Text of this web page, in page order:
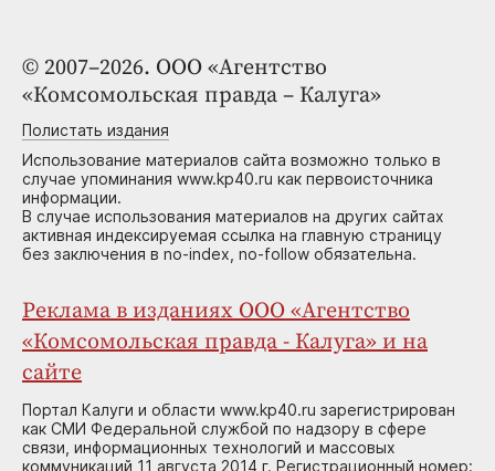
© 2007–2026. ООО «Агентство
«Комсомольская правда – Калуга»
Полистать издания
Использование материалов сайта возможно только в
случае упоминания www.kp40.ru как первоисточника
информации.
В случае использования материалов на других сайтах
активная индексируемая ссылка на главную страницу
без заключения в no-index, no-follow обязательна.
Реклама в изданиях ООО «Агентство
«Комсомольская правда - Калуга» и на
сайте
Портал Калуги и области www.kp40.ru зарегистрирован
как СМИ Федеральной службой по надзору в сфере
связи, информационных технологий и массовых
коммуникаций 11 августа 2014 г. Регистрационный номер: